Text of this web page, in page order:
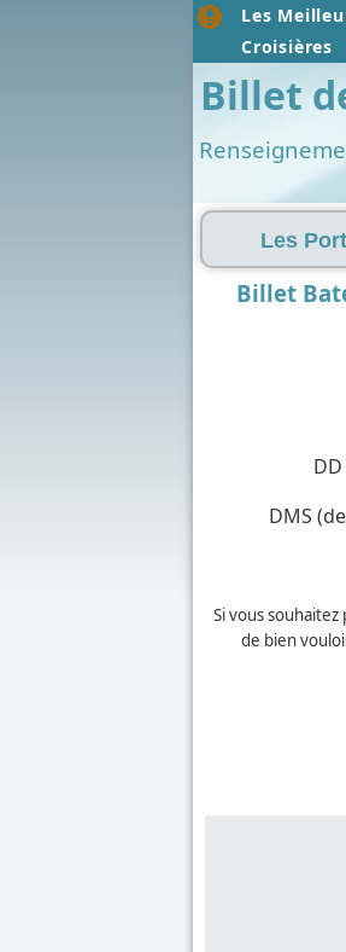
Les
Croisières
Billet
Les
Billet
DMS
Si vous
de bien